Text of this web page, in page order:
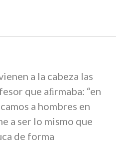
a la cabeza las
que aﬁrmaba: “en
a hombres en
a ser lo mismo que
de forma